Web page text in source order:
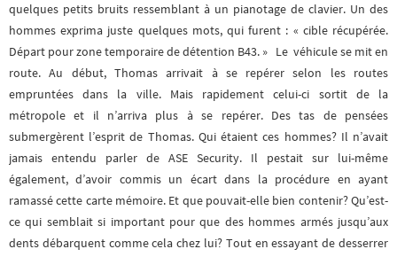
quelques petits bruits ressemblant à un pianotage de clavier. Un des
hommes exprima juste quelques mots, qui furent : « cible récupérée.
Départ pour zone temporaire de détention B43. » Le véhicule se mit en
route. Au début, Thomas arrivait à se repérer selon les routes
empruntées dans la ville. Mais rapidement celui-ci sortit de la
métropole et il n’arriva plus à se repérer. Des tas de pensées
submergèrent l’esprit de Thomas. Qui étaient ces hommes? Il n’avait
jamais entendu parler de ASE Security. Il pestait sur lui-même
également, d’avoir commis un écart dans la procédure en ayant
ramassé cette carte mémoire. Et que pouvait-elle bien contenir? Qu’est-
ce qui semblait si important pour que des hommes armés jusqu’aux
dents débarquent comme cela chez lui? Tout en essayant de desserrer